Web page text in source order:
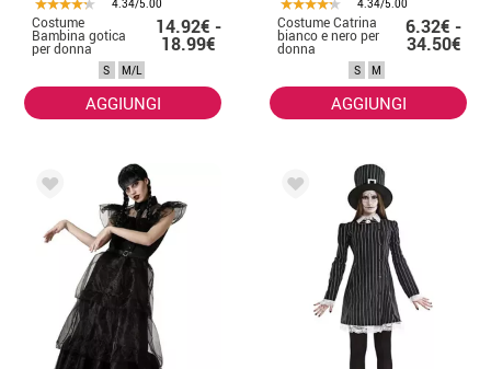
Costume
Bambina gotica
per donna
14.92€ -
18.99€
S M/L
AGGIUNGI
Costume Catrina
bianco e nero per
donna
6.32€ -
34.50€
S M
AGGIUNGI